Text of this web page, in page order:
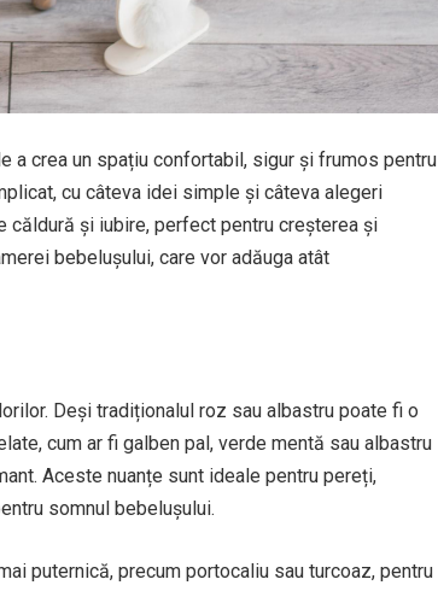
a crea un spațiu confortabil, sigur și frumos pentru
cu câteva idei simple și câteva alegeri
căldură și iubire, perfect pentru creșterea și
bebelușului, care vor adăuga atât
Deși tradiționalul roz sau albastru poate fi o
cum ar fi galben pal, verde mentă sau albastru
Aceste nuanțe sunt ideale pentru pereți,
somnul bebelușului.
puternică, precum portocaliu sau turcoaz, pentru